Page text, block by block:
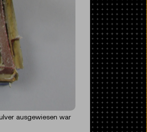
ausgewiesen war